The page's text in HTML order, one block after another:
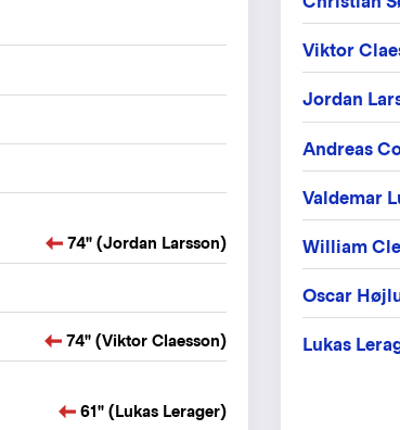
74" (Jordan Larsson)
74" (Viktor Claesson)
61" (Lukas Lerager)
Viktor
Jordan
Andreas
Valdemar
William
Oscar
Lukas